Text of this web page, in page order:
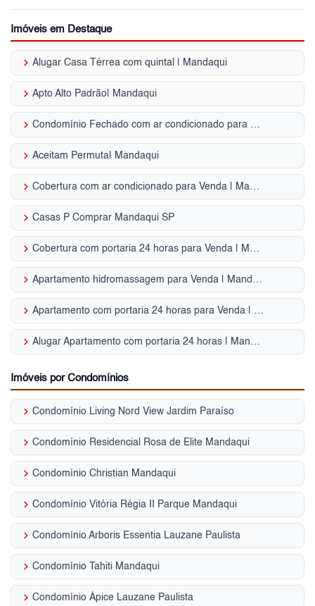
Imóveis em Destaque
keyboard_arrow_right Alugar Casa Térrea com quintal | Mandaqui
keyboard_arrow_right Apto Alto Padrão| Mandaqui
keyboard_arrow_right Condomínio Fechado com ar condicionado para Venda | Mandaqui
keyboard_arrow_right Aceitam Permuta| Mandaqui
keyboard_arrow_right Cobertura com ar condicionado para Venda | Mandaqui
keyboard_arrow_right Casas P Comprar Mandaqui SP
keyboard_arrow_right Cobertura com portaria 24 horas para Venda | Mandaqui
keyboard_arrow_right Apartamento hidromassagem para Venda | Mandaqui
keyboard_arrow_right Apartamento com portaria 24 horas para Venda | Mandaqui
keyboard_arrow_right Alugar Apartamento com portaria 24 horas | Mandaqui
Imóveis por Condomínios
keyboard_arrow_right Condomínio Living Nord View Jardim Paraíso
keyboard_arrow_right Condomínio Residencial Rosa de Elite Mandaqui
keyboard_arrow_right Condomínio Christian Mandaqui
keyboard_arrow_right Condomínio Vitória Régia II Parque Mandaqui
keyboard_arrow_right Condomínio Arboris Essentia Lauzane Paulista
keyboard_arrow_right Condomínio Tahiti Mandaqui
keyboard_arrow_right Condomínio Ápice Lauzane Paulista